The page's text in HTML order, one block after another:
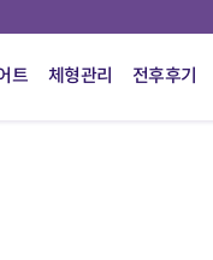
트 체형관리 전후후기